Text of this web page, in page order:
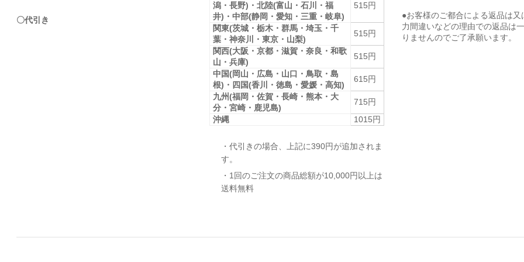
〇代引き
潟・長野)・北陸(富山・石川・福
井)・中部(静岡・愛知・三重・岐阜)
515円
関東(茨城・栃木・群馬・埼玉・千
葉・神奈川・東京・山梨)
515円
関西(大阪・京都・滋賀・奈良・和歌
山・兵庫)
515円
中国(岡山・広島・山口・鳥取・島
根)・四国(香川・徳島・愛媛・高知)
615円
九州(福岡・佐賀・長崎・熊本・大
分・宮崎・鹿児島)
715円
沖縄
1015円
・代引きの場合、上記に390円が追加されま
す。
・1回のご注文の商品総額が10,000円以上は
送料無料
●お客様のご都合による返品は又
力間違いなどの理由での返品は
りませんのでご了承願います。